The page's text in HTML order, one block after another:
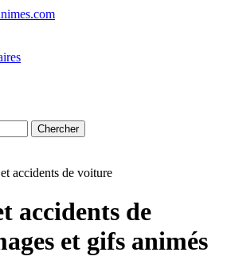
Chercher
accidents de voiture
accidents de
et gifs animés